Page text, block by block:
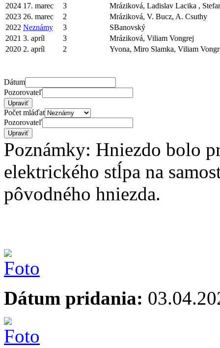
2024 17. marec 3
Mráziková, Ladislav Lacika ,
2023 26. marec 2
Mráziková, V. Bucz, A. Csuthy
2022 Neznámy 3
SBanovský
2021 3. apríl 3
Mráziková, Viliam Vongrej
2020 2. apríl 2 Yvona, Miro Slamka, Viliam
Dátum
Pozorovateľ
Počet mláďat
Pozorovateľ
Poznámky: Hniezdo bolo
elektrického stĺpa na
pôvodného hniezda.
Dátum pridania: